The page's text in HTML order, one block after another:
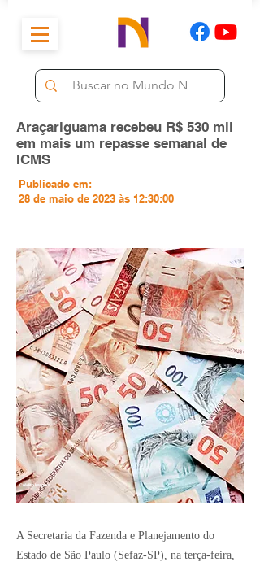
Araçariguama recebeu R$ 530 mil
em mais um repasse semanal de
ICMS
Publicado em:
28 de maio de 2023 às 12:30:00
Crédito Imagem:
A Secretaria da Fazenda e Planejamento do
Estado de São Paulo (Sefaz-SP), na terça-feira,